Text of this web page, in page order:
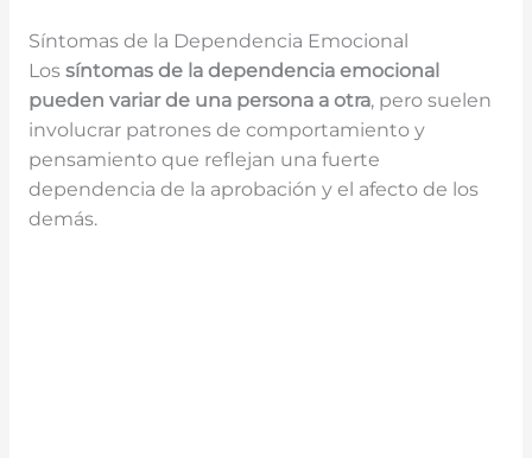
Síntomas de la Dependencia Emocional
Los síntomas de la dependencia emocional
pueden variar de una persona a otra, pero suelen
involucrar patrones de comportamiento y
pensamiento que reflejan una fuerte
dependencia de la aprobación y el afecto de los
demás.